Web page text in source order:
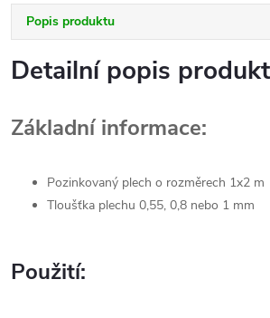
Popis produktu
Detailní popis
Základní informace:
Pozinkovaný plech o rozměrech 1x2 m
Tloušťka plechu 0,55, 0,8 nebo 1 mm
Použití: